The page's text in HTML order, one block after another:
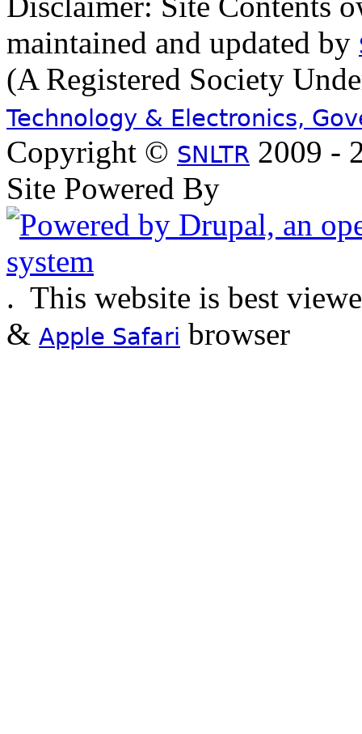
maintained and updated by
(A Registered Society
Technology & Electronics,
Copyright © SNLTR 2009 -
Site Powered By
. This website is best
& Apple Safari browser